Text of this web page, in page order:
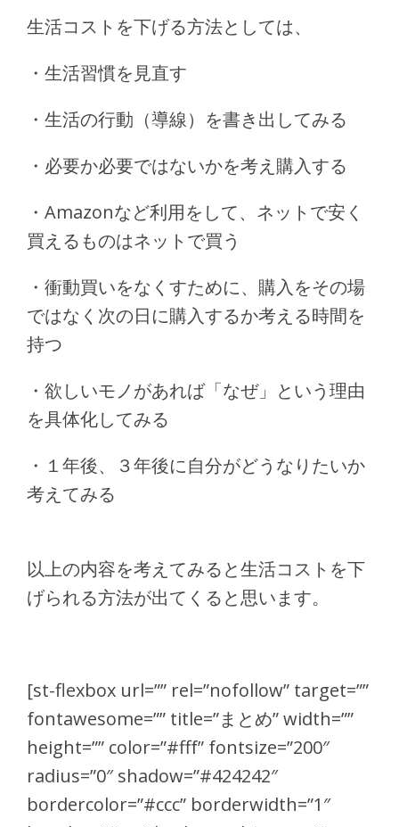
生活コストを下げる方法としては、
・生活習慣を見直す
・生活の行動（導線）を書き出してみる
・必要か必要ではないかを考え購入する
・Amazonなど利用をして、ネットで安く
買えるものはネットで買う
・衝動買いをなくすために、購入をその場
ではなく次の日に購入するか考える時間を
持つ
・欲しいモノがあれば「なぜ」という理由
を具体化してみる
・１年後、３年後に自分がどうなりたいか
考えてみる
以上の内容を考えてみると生活コストを下
げられる方法が出てくると思います。
[st-flexbox url=”” rel=”nofollow” target=””
fontawesome=”” title=”まとめ” width=””
height=”” color=”#fff” fontsize=”200″
radius=”0″ shadow=”#424242″
bordercolor=”#ccc” borderwidth=”1″